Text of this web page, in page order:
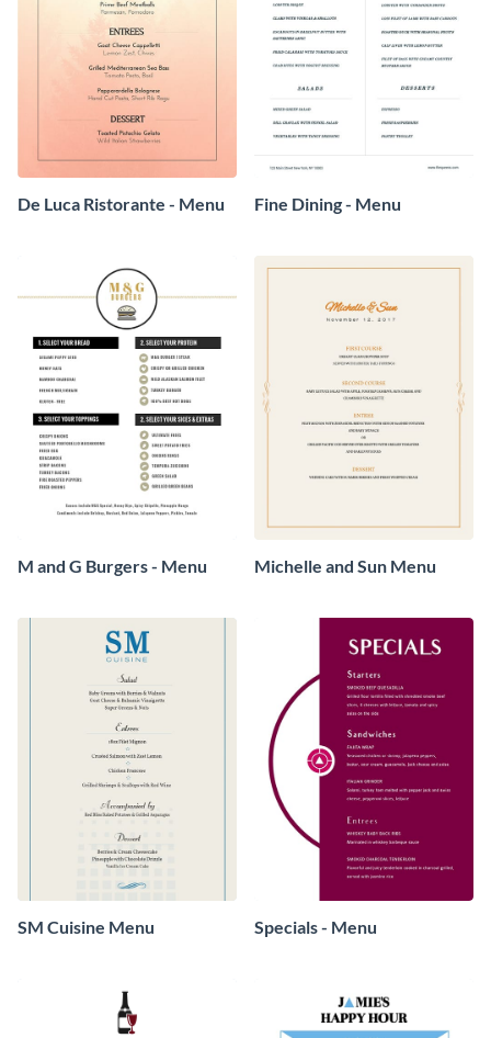
De Luca Ristorante - Menu Fine Dining - Menu
M and G Burgers - Menu Michelle and Sun Menu
SM Cuisine Menu Specials - Menu